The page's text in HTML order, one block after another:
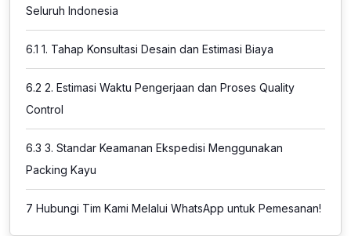
Seluruh Indonesia
6.1 1. Tahap Konsultasi Desain dan Estimasi Biaya
6.2 2. Estimasi Waktu Pengerjaan dan Proses Quality
Control
6.3 3. Standar Keamanan Ekspedisi Menggunakan
Packing Kayu
7 Hubungi Tim Kami Melalui WhatsApp untuk Pemesanan!